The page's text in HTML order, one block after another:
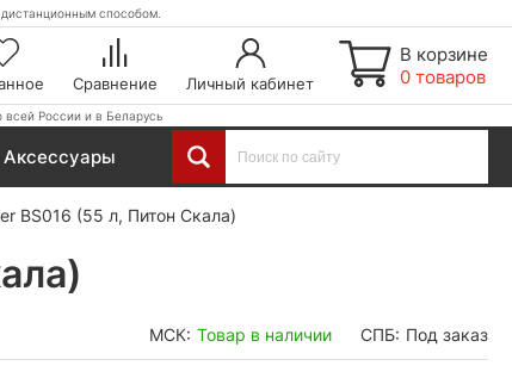
способом.
Сравнение Личный кабинет
В корзине
0 товаров
всей России и в Беларусь
Аксессуары
BS016 (55 л, Питон Скала)
МСК: Товар в наличии СПБ: Под заказ